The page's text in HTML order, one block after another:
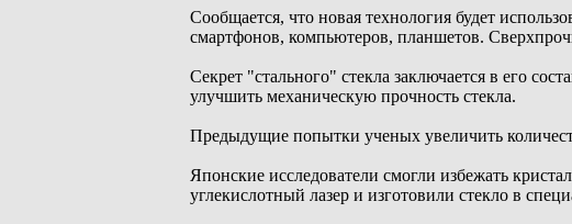
Сообщается, что новая технология будет
смартфонов, компьютеров, планшетов.
Секрет "стального" стекла заключается в его
улучшить механическую прочность стекла.
Предыдущие попытки ученых увеличить
Японские исследователи смогли избежать
углекислотный лазер и изготовили стекло в